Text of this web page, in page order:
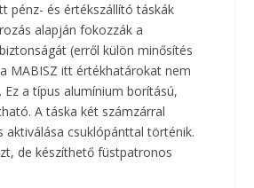
pénz- és értékszállító táskák
alapján fokozzák a
(erről külön minősítés
MABISZ itt értékhatárokat nem
a típus alumínium borítású,
A táska két számzárral
aktiválása csuklópánttal történik.
de készíthető füstpatronos